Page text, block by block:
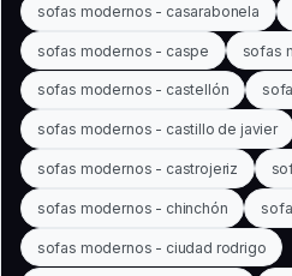
sofas modernos - casarabonela
sofas modernos - caspe sofas
sofas modernos - castellón
sofas modernos - castillo de javier
sofas modernos - castrojeriz
sofas modernos - chinchón
sofas modernos - ciudad rodrigo